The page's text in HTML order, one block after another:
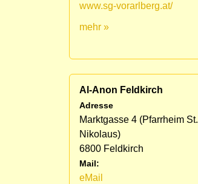
www.sg-vorarlberg.at/
mehr »
Al-Anon Feldkirch
Adresse
Marktgasse 4 (Pfarrheim St.
Nikolaus)
6800 Feldkirch
Mail:
eMail